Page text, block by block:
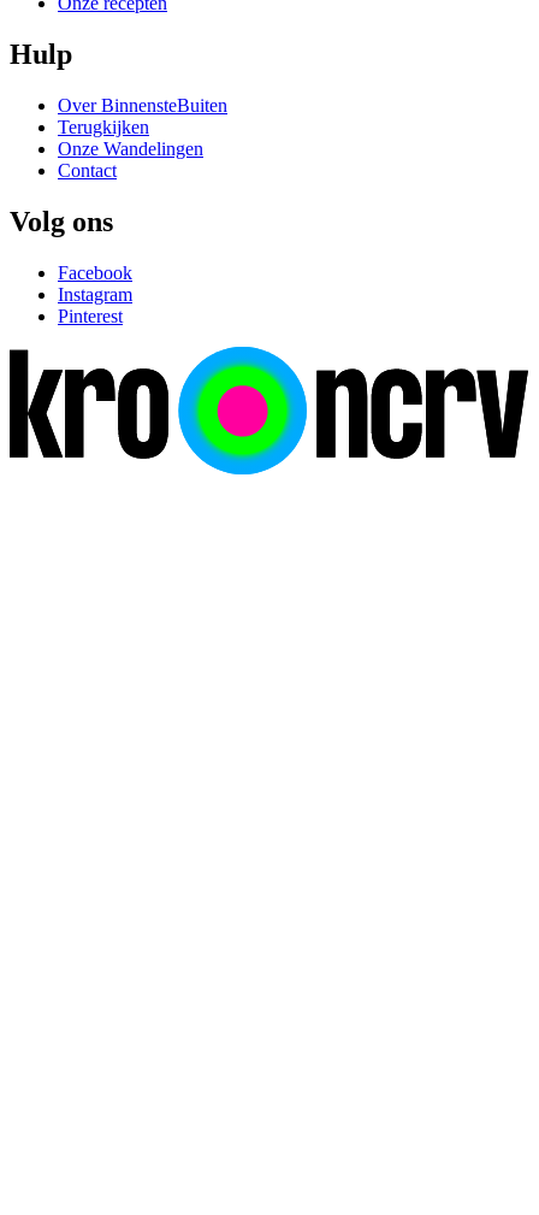
Hulp
Over BinnensteBuiten
Terugkijken
Onze Wandelingen
Contact
Volg ons
Facebook
Instagram
Pinterest